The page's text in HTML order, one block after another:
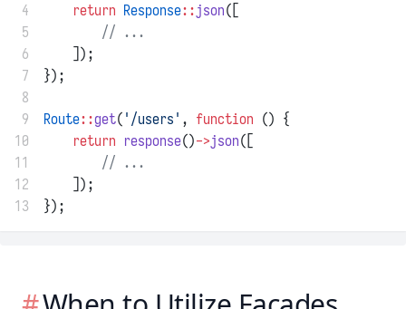
4
return Response:: json([
5
// ...
6
    ]);
7
});
8
9
Route::get( '/users' , function () {
10
return response()->json([
11
// ...
12
    ]);
13
});